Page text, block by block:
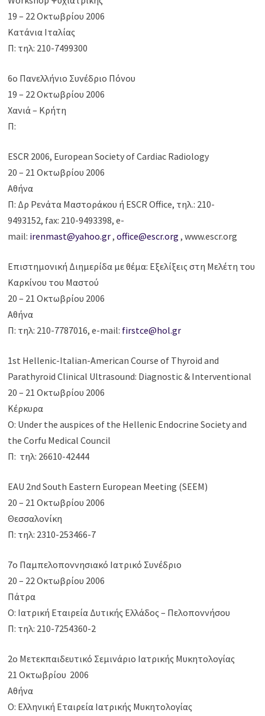
19 – 22 Οκτωβρίου 2006
Κατάνια Ιταλίας
Π: τηλ: 210-7499300
6ο Πανελλήνιο Συνέδριο Πόνου
19 – 22 Οκτωβρίου 2006
Χανιά – Κρήτη
Π:
ESCR 2006, European Society of Cardiac Radiology
20 – 21 Οκτωβρίου 2006
Αθήνα
Π: Δρ Ρενάτα Μαστοράκου ή ESCR Office, τηλ.: 210-
9493152, fax: 210-9493398, e-
mail: irenmast@yahoo.gr,office@escr.org , www.escr.org
Επιστημονική Διημερίδα με θέμα: Εξελίξεις στη Μελέτη του
Καρκίνου του Μαστού
20 – 21 Οκτωβρίου 2006
Αθήνα
Π: τηλ: 210-7787016, e-mail: firstce@hol.gr
1st Hellenic-Italian-American Course of Thyroid and
Parathyroid Clinical Ultrasound: Diagnostic & Interventional
20 – 21 Οκτωβρίου 2006
Κέρκυρα
Ο: Under the auspices of the Hellenic Endocrine Society and
the Corfu Medical Council
Π: τηλ: 26610-42444
EAU 2nd South Eastern European Meeting (SEEM)
20 – 21 Οκτωβρίου 2006
Θεσσαλονίκη
Π: τηλ: 2310-253466-7
7ο Παμπελοποννησιακό Ιατρικό Συνέδριο
20 – 22 Οκτωβρίου 2006
Πάτρα
Ο: Ιατρική Εταιρεία Δυτικής Ελλάδος – Πελοποννήσου
Π: τηλ: 210-7254360-2
2ο Μετεκπαιδευτικό Σεμινάριο Ιατρικής Μυκητολογίας
21 Οκτωβρίου 2006
Αθήνα
Ο: Ελληνική Εταιρεία Ιατρικής Μυκητολογίας